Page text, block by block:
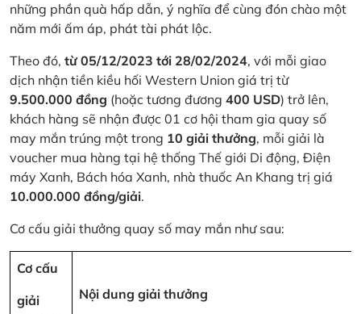
những phần quà hấp dẫn, ý nghĩa để cùng đón chào một
năm mới ấm áp, phát tài phát lộc.
Theo đó, từ 05/12/2023 tới 28/02/2024, với mỗi giao
dịch nhận tiền kiều hối Western Union giá trị từ
9.500.000 đồng (hoặc tương đương 400 USD) trở lên,
khách hàng sẽ nhận được 01 cơ hội tham gia quay số
may mắn trúng một trong 10 giải thưởng, mỗi giải là
voucher mua hàng tại hệ thống Thế giới Di động, Điện
máy Xanh, Bách hóa Xanh, nhà thuốc An Khang trị giá
10.000.000 đồng/giải.
Cơ cấu giải thưởng quay số may mắn như sau:
Cơ cấu
giải
Nội dung giải thưởng